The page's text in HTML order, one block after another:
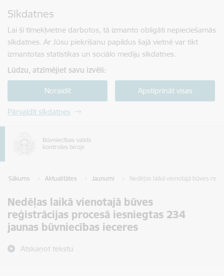
Sīkdatnes
Lai šī tīmekļvietne darbotos, tā izmanto obligāti nepieciešamās
sīkdatnes. Ar Jūsu piekrišanu papildus šajā vietnē var tikt
izmantotas statistikas un sociālo mediju sīkdatnes.
Lūdzu, atzīmējiet savu izvēli:
Noraidīt Apstiprināt visas
Pārvaldīt sīkdatnes
Sākums Aktualitātes Jaunumi Nedēļas laikā vienotajā būves
Nedēļas laikā vienotajā būves
reģistrācijas procesā iesniegtas 234
jaunas būvniecības ieceres
Atskaņot tekstu